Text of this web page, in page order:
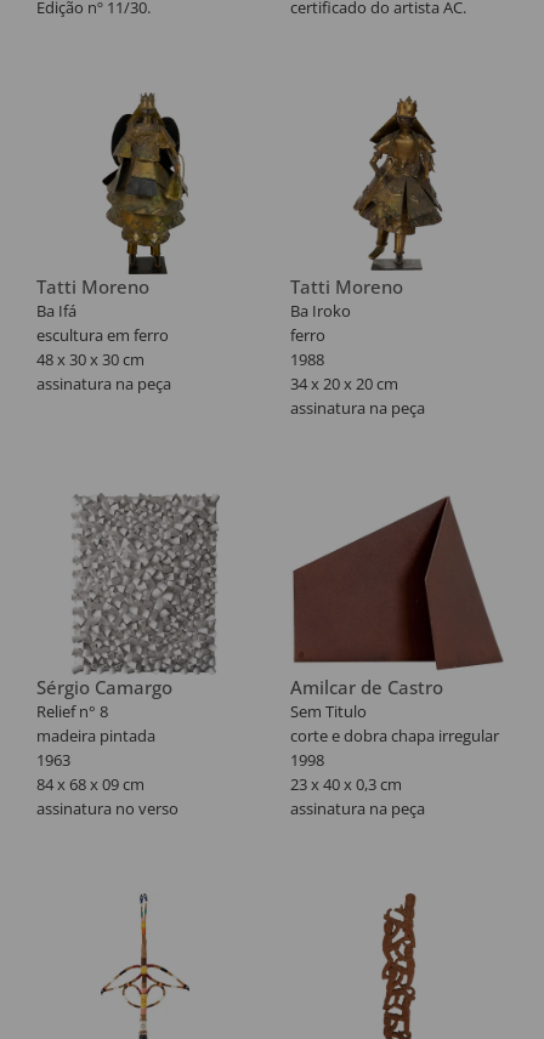
Edição nº 11/30.
certificado do artista AC.
Tatti Moreno
Ba Ifá
escultura em ferro
48 x 30 x 30 cm
assinatura na peça
Tatti Moreno
Ba Iroko
ferro
1988
34 x 20 x 20 cm
assinatura na peça
Sérgio Camargo
Relief n° 8
madeira pintada
1963
84 x 68 x 09 cm
assinatura no verso
Galeria del Naviglio, Milão e
Galeria L'Obelisco, Roma,
(carimbo no verso).
EXPOSIÇÕES
Sergio Camargo, Galeria
Amilcar de Castro
Sem Titulo
corte e dobra chapa irregular
1998
23 x 40 x 0,3 cm
assinatura na peça
Texto Tadeu Chiarelli. Rodrigo
de Castro e Marília Razuk
(coordenadores). São Paulo:
Cosac & Naify, 2003. p. 134,
sob registro IRR 21.